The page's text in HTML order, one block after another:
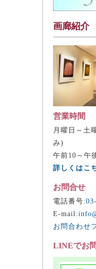
画廊紹介
営業時間
月曜日～土
み)
午前10～午
詳しくはこ
お問合せ
電話番号:
E-mail:
お問合わせ
LINEでお